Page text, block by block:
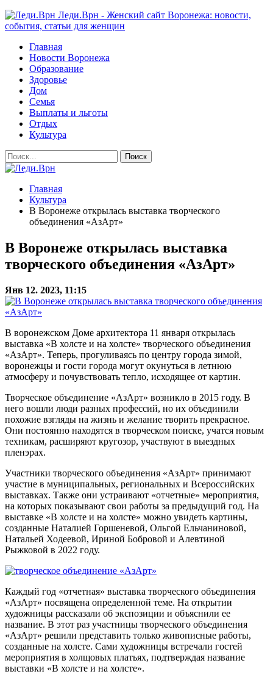
Леди.Врн - Женский сайт Воронежа: новости,
события, статьи для женщин
Главная
Новости Воронежа
Образование
Здоровье
Дом
Семья
Выплаты и льготы
Отдых
Культура
Главная
Культура
В Воронеже открылась выставка творческого
объединения «АзАрт»
В Воронеже открылась выставка
творческого объединения «АзАрт»
Янв 12. 2023, 11:15
В воронежском Доме архитектора 11 января открылась
выставка «В холсте и на холсте» творческого объединения
«АзАрт». Теперь, прогуливаясь по центру города зимой,
воронежцы и гости города могут окунуться в летнюю
атмосферу и почувствовать тепло, исходящее от картин.
Творческое объединение «АзАрт» возникло в 2015 году. В
него вошли люди разных профессий, но их объединили
похожие взгляды на жизнь и желание творить прекрасное.
Они постоянно находятся в творческом поиске, учатся новым
техникам, расширяют кругозор, участвуют в выездных
пленэрах.
Участники творческого объединения «АзАрт» принимают
участие в муниципальных, региональных и Всероссийских
выставках. Также они устраивают «отчетные» мероприятия,
на которых показывают свои работы за предыдущий год. На
выставке «В холсте и на холсте» можно увидеть картины,
созданные Наталией Горшеневой, Ольгой Ельчаниновой,
Натальей Ходеевой, Ириной Бобровой и Алевтиной
Рыжковой в 2022 году.
Каждый год «отчетная» выставка творческого объединения
«АзАрт» посвящена определенной теме. На открытии
художницы рассказали об экспозиции и объяснили ее
название. В этот раз участницы творческого объединения
«АзАрт» решили представить только живописные работы,
созданные на холсте. Сами художницы встречали гостей
мероприятия в холщовых платьях, подтверждая название
выставки «В холсте и на холсте».